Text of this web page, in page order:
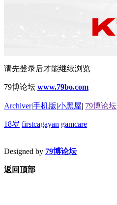
请先登录后才能继续浏览
79博论坛 www.79bo.com
Archiver|手机版|小黑屋| 79博论坛
18岁 firstcagayan gamcare
Designed by 79博论坛
返回顶部